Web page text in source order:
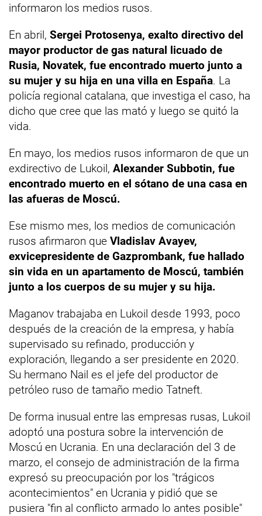
informaron los medios rusos.
En abril, Sergei Protosenya, exalto directivo del
mayor productor de gas natural licuado de
Rusia, Novatek, fue encontrado muerto junto a
su mujer y su hija en una villa en España. La
policía regional catalana, que investiga el caso, ha
dicho que cree que las mató y luego se quitó la
vida.
En mayo, los medios rusos informaron de que un
exdirectivo de Lukoil, Alexander Subbotin, fue
encontrado muerto en el sótano de una casa en
las afueras de Moscú.
Ese mismo mes, los medios de comunicación
rusos afirmaron que Vladislav Avayev,
exvicepresidente de Gazprombank, fue hallado
sin vida en un apartamento de Moscú, también
junto a los cuerpos de su mujer y su hija.
Maganov trabajaba en Lukoil desde 1993, poco
después de la creación de la empresa, y había
supervisado su refinado, producción y
exploración, llegando a ser presidente en 2020.
Su hermano Nail es el jefe del productor de
petróleo ruso de tamaño medio Tatneft.
De forma inusual entre las empresas rusas, Lukoil
adoptó una postura sobre la intervención de
Moscú en Ucrania. En una declaración del 3 de
marzo, el consejo de administración de la firma
expresó su preocupación por los "trágicos
acontecimientos" en Ucrania y pidió que se
pusiera "fin al conflicto armado lo antes posible"